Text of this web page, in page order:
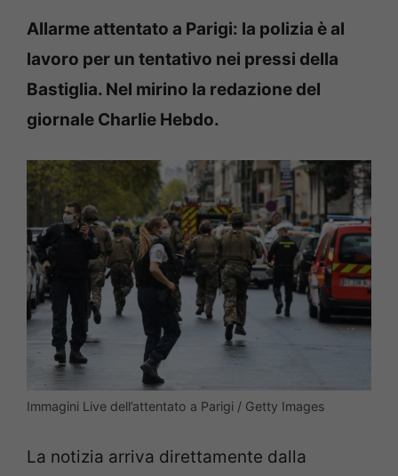
Allarme attentato a Parigi: la polizia è al
lavoro per un tentativo nei pressi della
Bastiglia. Nel mirino la redazione del
giornale Charlie Hebdo.
Immagini Live dell’attentato a Parigi / Getty Images
La notizia arriva direttamente dalla